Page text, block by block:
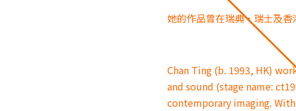
她的作品曾在瑞典，瑞士及香
Chan Ting (b. 1993, HK)
and sound (stage name:
contemporary imaging.